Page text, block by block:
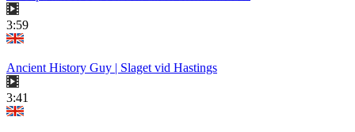
3:59
Ancient History Guy | Slaget vid Hastings
3:41